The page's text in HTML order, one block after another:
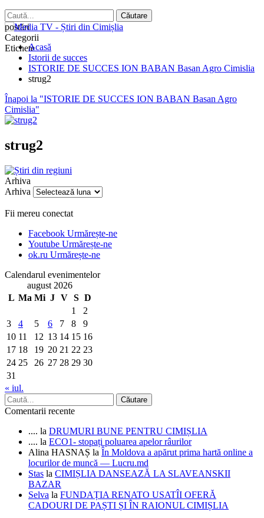
postări
Categorii
EticheteAcasă
Istorii de succes
ISTORIE DE SUCCES ION BABAN Basan Agro Cimislia
strug2
Înapoi la "ISTORIE DE SUCCES ION BABAN Basan Agro
Cimislia"
strug2
Arhiva
Arhiva
Fii mereu conectat
Facebook Urmărește-ne
Youtube Urmărește-ne
ok.ru Urmărește-ne
Calendarul evenimentelor
august 2026
L Ma Mi J V S D
1
2
3
4 5 6 7 8
9
10 11 12 13 14 15 16
17 18 19 20 21 22 23
24 25 26 27 28 29 30
31
« iul.
Comentarii recente
.... la DRUMURI BUNE PENTRU CIMIȘLIA
.... la ECO1- stopați poluarea apelor râurilor
Alina HASNAȘ la În Moldova a apărut prima hartă online a
locurilor de muncă — Lucru.md
Stas la CIMIȘLIA DANSEAZĂ LA SLAVEANSKII
BAZAR
Selva la FUNDAȚIA RENATO USATÎI OFERĂ
CADOURI DE PAȘTI ȘI ÎN RAIONUL CIMIȘLIA